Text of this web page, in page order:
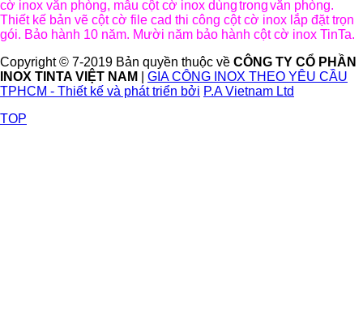
cờ inox văn phòng, mẫu cột cờ inox dùngtrongvăn phòng.
Thiết kế bản vẽ cột cờ file cad thi công cột cờ inox lắp đặt trọn
gói. Bảo hành 10 năm. Mười năm bảo hành cột cờ inox TinTa.
Copyright © 7-2019 Bản quyền thuộc về CÔNG TY CỔ PHẦN
INOX TINTA VIỆT NAM
GIA CÔNG INOX THEO YÊU CẦU
TPHCM - Thiết kế và phát triển bởi P.A Vietnam Ltd
TOP